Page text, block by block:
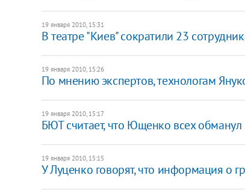
19 января 2010, 15:31
В театре "Киев" сократили 23
19 января 2010, 15:26
По мнению экспертов, технологам
19 января 2010, 15:17
БЮТ считает, что Ющенко всех обманул
19 января 2010, 15:15
У Луценко говорят, что информация о